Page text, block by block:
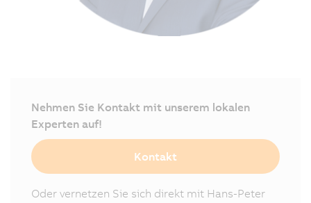
Nehmen Sie Kontakt mit unserem lokalen
Experten auf!
Kontakt
Oder vernetzen Sie sich direkt mit Hans-Peter